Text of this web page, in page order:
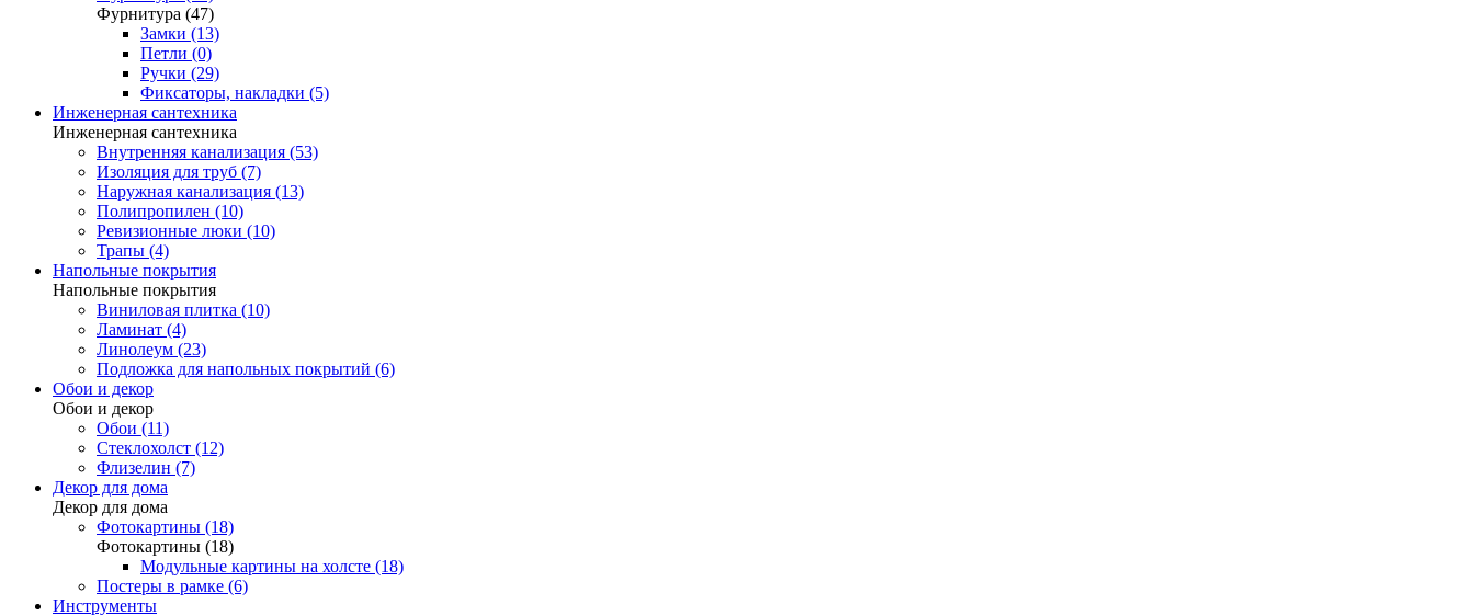
Фурнитура (47)
Замки (13)
Петли (0)
Ручки (29)
Фиксаторы, накладки (5)
Инженерная сантехника
Инженерная сантехника
Внутренняя канализация (53)
Изоляция для труб (7)
Наружная канализация (13)
Полипропилен (10)
Ревизионные люки (10)
Трапы (4)
Напольные покрытия
Напольные покрытия
Виниловая плитка (10)
Ламинат (4)
Линолеум (23)
Подложка для напольных покрытий (6)
Обои и декор
Обои и декор
Обои (11)
Стеклохолст (12)
Флизелин (7)
Декор для дома
Декор для дома
Фотокартины (18)
Фотокартины (18)
Модульные картины на холсте (18)
Постеры в рамке (6)
Инструменты